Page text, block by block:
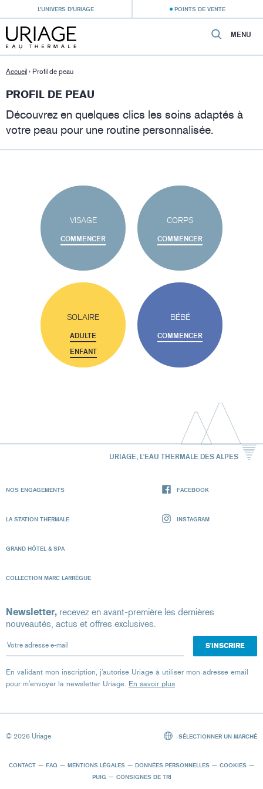
L’UNIVERS D’URIAGE POINTS DE VENTE
MENU
Accueil › Profil de peau
PROFIL DE PEAU
Découvrez en quelques clics les soins adaptés à
votre peau pour une routine personnalisée.
VISAGE
COMMENCER
CORPS
COMMENCER
SOLAIRE
ADULTE
ENFANT
BÉBÉ
COMMENCER
URIAGE, L'EAU THERMALE DES ALPES
NOS ENGAGEMENTS
LA STATION THERMALE
GRAND HÔTEL & SPA
COLLECTION MARC LARRÈGUE
FACEBOOK
INSTAGRAM
Newsletter, recevez en avant-première les dernières
nouveautés, actus et offres exclusives.
Votre adresse e-mail
En validant mon inscription, j'autorise Uriage à utiliser mon adresse email
pour m'envoyer la newsletter Uriage. En savoir plus
© 2026 Uriage
CONTACT FAQ MENTIONS LÉGALES DONNÉES PERSONNELLES
COOKIES
PUIG
CONSIGNES DE TRI
SÉLECTIONNER UN MARCHÉ